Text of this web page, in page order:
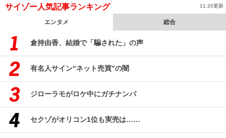
サイゾー人気記事ランキング 11:20更新
エンタメ 総合
倉持由香、結婚で「騙された」の声
有名人サイン“ネット売買”の闇
ジローラモがロケ中にガチナンパ
セクゾがオリコン1位も実売は……